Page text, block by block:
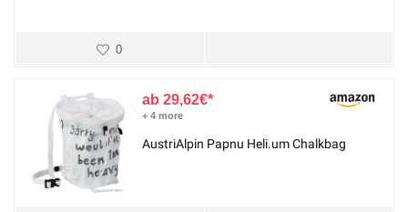
0
29,62€
+ 4 more
AustriAlpin Papnu Heli.um Chalkbag